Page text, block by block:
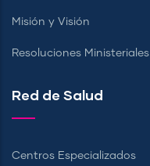
Misión y Visión
Resoluciones Ministeriales
Red de Salud
Centros Especializados